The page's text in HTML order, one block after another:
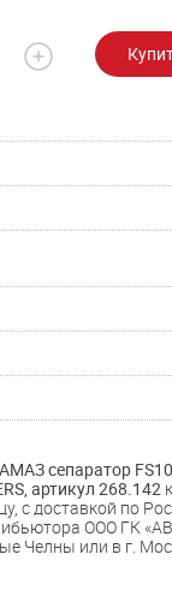
сепаратор
артикул 268.142
с доставкой по
ООО ГК
Челны или в г.